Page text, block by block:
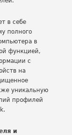
в себе
полного
в
функцией,
с
на
уникальную
профилей
и